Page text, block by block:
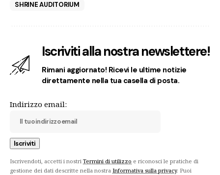
SHRINE AUDITORIUM
Iscriviti alla nostra newslettere!
Rimani aggiornato! Ricevi le ultime notizie
direttamente nella tua casella di posta.
Indirizzo email:
Iscrivendoti, accetti i nostri Termini di utilizzo e riconosci le pratiche di
gestione dei dati descritte nella nostra Informativa sulla privacy. Puoi